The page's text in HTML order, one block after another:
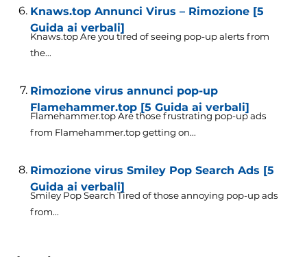
Knaws.top Annunci Virus – Rimozione [5
Guida ai verbali]
Knaws.top Are you tired of seeing pop-up alerts from
the...
Rimozione virus annunci pop-up
Flamehammer.top [5 Guida ai verbali]
Flamehammer.top Are those frustrating pop-up ads
from Flamehammer.top getting on...
Rimozione virus Smiley Pop Search Ads [5
Guida ai verbali]
Smiley Pop Search Tired of those annoying pop-up ads
from...